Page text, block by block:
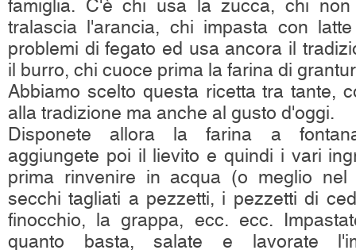
famiglia. C'è chi usa la zucca, chi
tralascia l'arancia, chi impasta con
problemi di fegato ed usa ancora il
il burro, chi cuoce prima la farina di
Abbiamo scelto questa ricetta tra tante,
alla tradizione ma anche al gusto d'oggi.
Disponete allora la farina a
aggiungete poi il lievito e quindi i vari
prima rinvenire in acqua (o meglio
secchi tagliati a pezzetti, i pezzetti di
finocchio, la grappa, ecc. ecc.
quanto basta, salate e lavorate